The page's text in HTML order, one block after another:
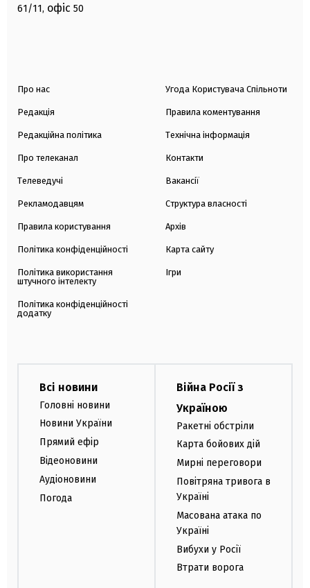
61/11, офіс 50
Про нас
Редакція
Редакційна політика
Про телеканал
Телеведучі
Рекламодавцям
Правила користування
Політика конфіденційності
Політика використання
штучного інтелекту
Політика конфіденційності
додатку
Угода Користувача Спільноти
Правила коментування
Технічна інформація
Контакти
Вакансії
Структура власності
Архів
Карта сайту
Ігри
Всі новини
Головні новини
Новини України
Прямий ефір
Відеоновини
Аудіоновини
Погода
Війна Росії з
Україною
Ракетні обстріли
Карта бойових дій
Мирні переговори
Повітряна тривога в
Україні
Масована атака по
Україні
Вибухи у Росії
Втрати ворога